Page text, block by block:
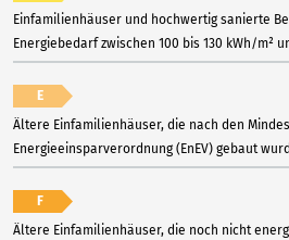
Einfamilienhäuser und hochwertig sanierte
Energiebedarf zwischen 100 bis 130 kWh/m²
E
Ältere Einfamilienhäuser, die nach den
Energieeinsparverordnung (EnEV) gebaut
F
Ältere Einfamilienhäuser, die noch nicht